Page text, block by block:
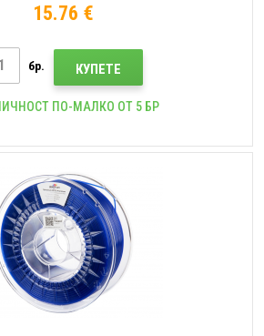
15.76 €
бр. КУПЕТЕ
ПО-МАЛКО ОТ 5 БР